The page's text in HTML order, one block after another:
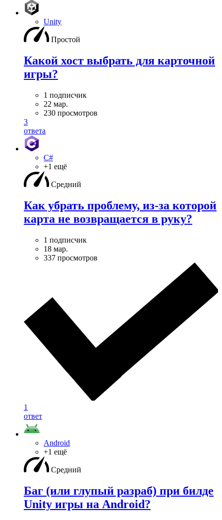
Unity
Простой
Какой хост выбрать для карточной
игры?
1 подписчик
22 мар.
230 просмотров
3
ответа
C#
+1 ещё
Средний
Как убрать проблему, из-за которой
карта не возвращается в руку?
1 подписчик
18 мар.
337 просмотров
1
ответ
Android
+1 ещё
Средний
Баг (или глупый разраб) при билде
Unity игры на Android?